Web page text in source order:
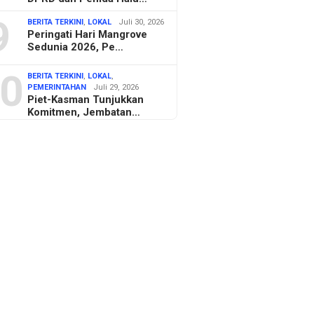
BERITA TERKINI , LOKAL Juli 30, 2026
Peringati Hari Mangrove
Sedunia 2026, Pe…
BERITA TERKINI , LOKAL,
PEMERINTAHAN
Juli 29, 2026
Piet-Kasman Tunjukkan
Komitmen, Jembatan…